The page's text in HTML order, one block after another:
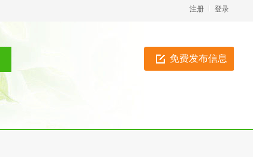
登录
注册
免费发布信息